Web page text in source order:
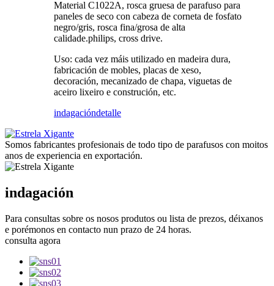
Material C1022A, rosca gruesa de parafuso para
paneles de seco con cabeza de corneta de fosfato
negro/gris, rosca fina/grosa de alta
calidade.philips, cross drive.
Uso: cada vez máis utilizado en madeira dura,
fabricación de mobles, placas de xeso,
decoración, mecanizado de chapa, viguetas de
aceiro lixeiro e construción, etc.
indagacióndetalle
Somos fabricantes profesionais de todo tipo de parafusos con moitos
anos de experiencia en exportación.
indagación
Para consultas sobre os nosos produtos ou lista de prezos, déixanos
e porémonos en contacto nun prazo de 24 horas.
consulta agora